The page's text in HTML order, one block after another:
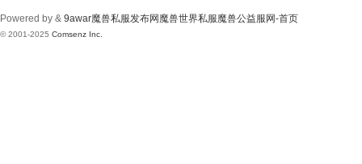
Powered by & 9awar魔兽私服发布网魔兽世界私服魔兽公益服网-首页
© 2001-2025 Comsenz Inc.